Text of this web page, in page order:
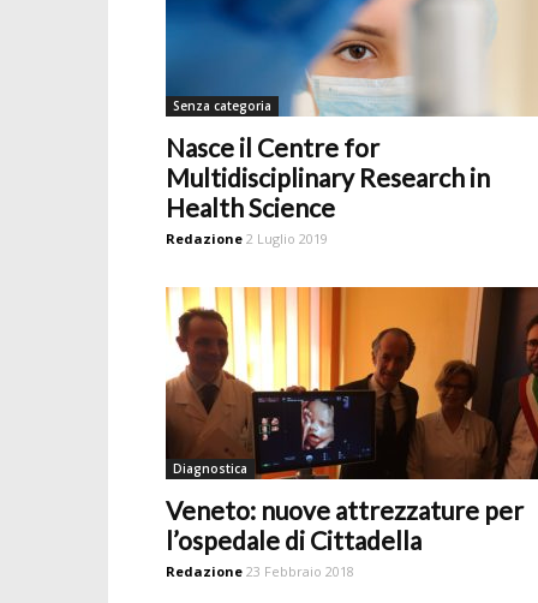
Senza categoria
Nasce il Centre for
Multidisciplinary Research in
Health Science
Redazione 2 Luglio 2019
Diagnostica
Veneto: nuove attrezzature per
l’ospedale di Cittadella
Redazione 23 Febbraio 2018